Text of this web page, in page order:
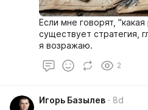
Если мне говорят,
существует стратегия,
я возражаю.
2
Игорь Базылев 8d